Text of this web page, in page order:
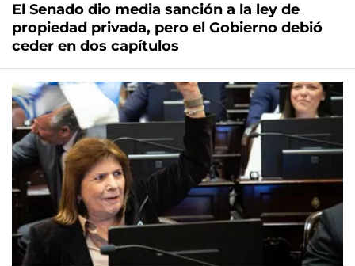
El Senado dio media sanción a la ley de
propiedad privada, pero el Gobierno debió
ceder en dos capítulos